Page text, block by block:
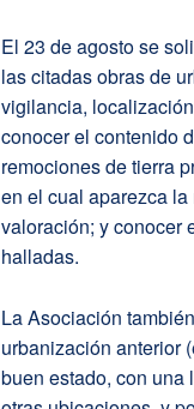
El 23 de agosto se
las citadas obras de
vigilancia,
conocer el contenido
remociones de tierra
en el cual aparezca
valoración; y conocer
halladas.
La Asociación
urbanización anterior
buen estado, con una